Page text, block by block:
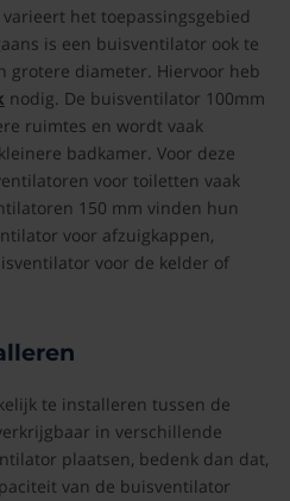
het toepassingsgebied
is een buisventilator ook te
grotere diameter. Hiervoor heb
nodig. De buisventilator 100mm
ruimtes en wordt vaak
badkamer. Voor deze
voor toiletten vaak
150 mm vinden hun
voor afzuigkappen,
voor de kelder of
te installeren tussen de
in verschillende
plaatsen, bedenk dan dat,
van de buisventilator